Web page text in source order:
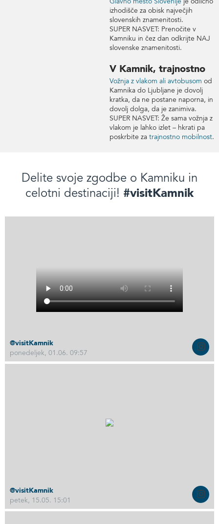
Glavno mesto Slovenije je odlično
izhodišče za obisk največjih
slovenskih znamenitosti.
SUPER NASVET: Prenočite v
Kamniku in čez dan odkrijte NAJ
slovenske znamenitosti.
V Kamnik, trajnostno
Vožnja z vlakom ali avtobusom od
Kamnika do Ljubljane je dovolj
kratka, da ne postane naporna, in
dovolj dolga, da je zanimiva.
SUPER NASVET: Že sama vožnja z
vlakom je lahko izlet – hkrati pa
poskrbite za trajnostno mobilnost.
Delite svoje zgodbe o Kamniku in
celotni destinaciji! #visitKamnik
@visitKamnik
ponedeljek, 01.06. 09:57
@visitKamnik
petek, 15.05. 15:01